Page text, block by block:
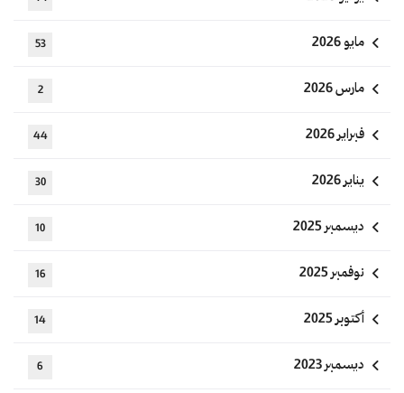
مايو 2026 53
مارس 2026 2
فبراير 2026 44
يناير 2026 30
ديسمبر 2025 10
نوفمبر 2025 16
أكتوبر 2025 14
ديسمبر 2023 6